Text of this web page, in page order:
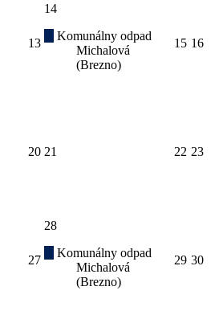
13
14
Komunálny odpad
Michalová
(Brezno)
15 16
20 21 22 23
27
28
Komunálny odpad
Michalová
(Brezno)
29 30